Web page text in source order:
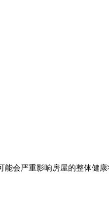
会严重影响房屋的整体健康